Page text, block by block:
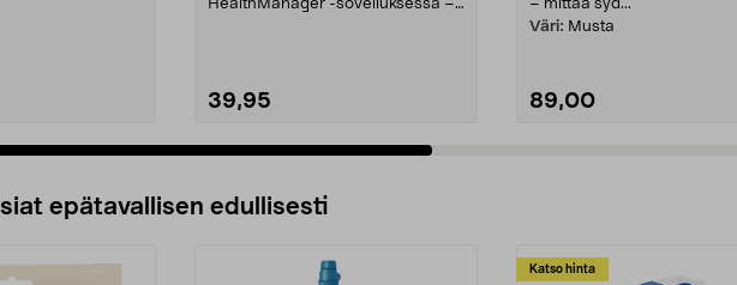
HealthManager -sovelluksessa –
39,95
– mittaa syd...
Väri: Musta
89,00
epätavallisen edullisesti
Katso hinta